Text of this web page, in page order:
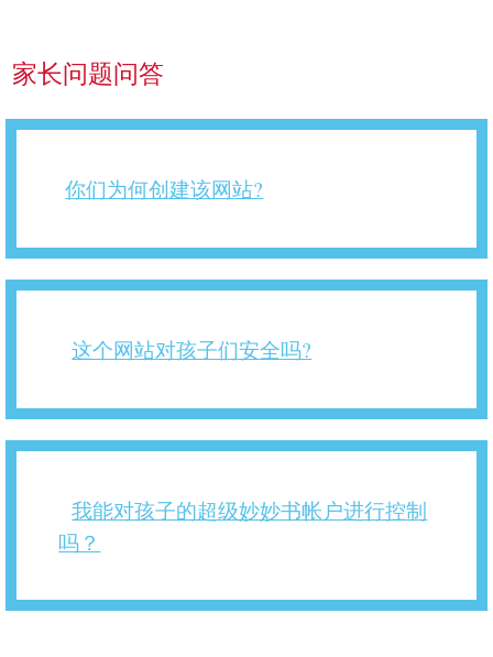
家长问题问答
你们为何创建该网站?
这个网站对孩子们安全吗?
我能对孩子的超级妙妙书帐户进行控制
吗？